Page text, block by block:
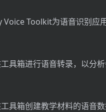
Voice Toolkit为语音识别应
具箱进行语音转录，以分
具箱创建教学材料的语音数